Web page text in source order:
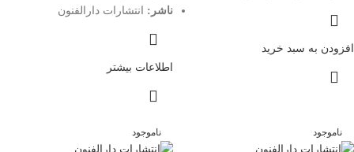
افزودن به سبد خرید
ناشر: انتشارات دارالفنون
اطلاعات بیشتر
ناموجود ناموجود